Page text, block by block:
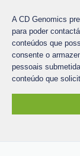
A CD Genomics
para poder
conteúdos que
consente o
pessoais
conteúdo que